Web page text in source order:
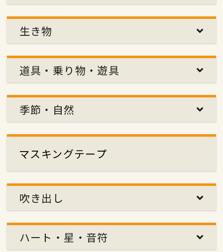
生き物
道具・乗り物・遊具
季節・自然
マスキングテープ
吹き出し
ハート・星・音符